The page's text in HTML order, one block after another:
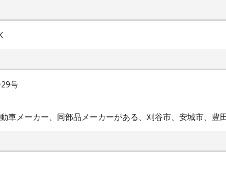
号
車メーカー、同部品メーカーがある、刈谷市、安城市、豊